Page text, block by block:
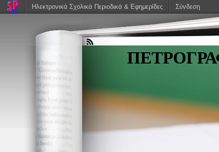
Ηλεκτρονικά Σχολικά Περιοδικά & Εφημερίδες Σύνδεση